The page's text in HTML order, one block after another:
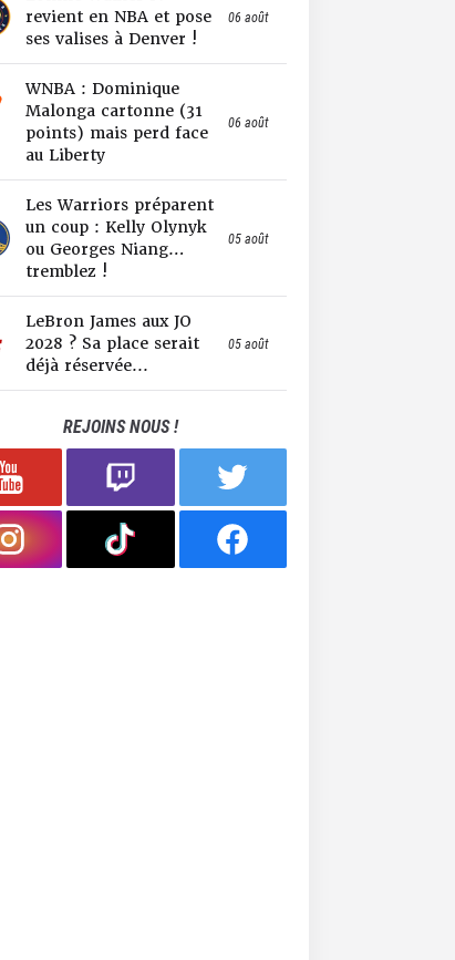
revient en NBA et pose
ses valises à Denver !
06 août
WNBA : Dominique
Malonga cartonne (31
points) mais perd face
au Liberty
06 août
Les Warriors préparent
un coup : Kelly Olynyk
ou Georges Niang…
tremblez !
05 août
LeBron James aux JO
2028 ? Sa place serait
déjà réservée...
05 août
REJOINS NOUS !